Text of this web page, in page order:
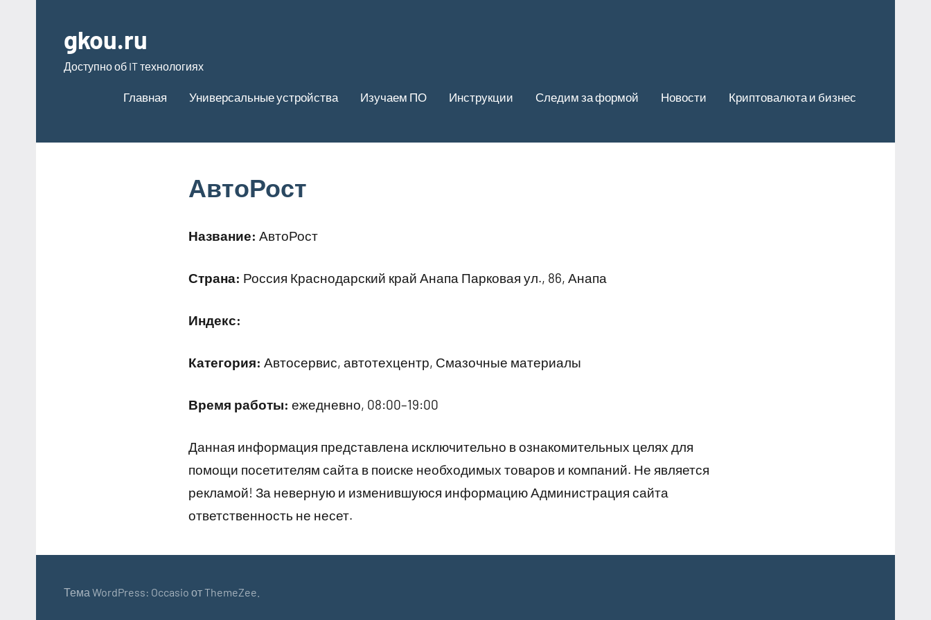
содержимому
gkou.ru
Доступно об IT технологиях
Главная Универсальные устройства Изучаем ПО Инструкции Следим за формой Новости Криптовалюта и бизнес
АвтоРост
Название: АвтоРост
Страна: Россия Краснодарский край Анапа Парковая ул., 86, Анапа
Индекс:
Категория: Автосервис, автотехцентр, Смазочные материалы
Время работы: ежедневно, 08:00–19:00
Данная информация представлена исключительно в ознакомительных целях для
помощи посетителям сайта в поиске необходимых товаров и компаний. Не является
рекламой! За неверную и изменившуюся информацию Администрация сайта
ответственность не несет.
Тема WordPress: Occasio от ThemeZee.